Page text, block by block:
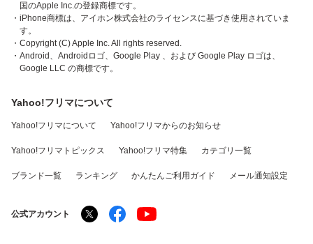
国のApple Inc.の登録商標です。
・iPhone商標は、アイホン株式会社のライセンスに基づき使用されていま
す。
・Copyright (C) Apple Inc. All rights reserved.
・Android、Androidロゴ、Google Play 、および Google Play ロゴは、
Google LLC の商標です。
Yahoo!フリマについて
Yahoo!フリマについて Yahoo!フリマからのお知らせ
Yahoo!フリマトピックス Yahoo!フリマ特集 カテゴリ一覧
ブランド一覧 ランキング かんたんご利用ガイド メール通知設定
公式アカウント